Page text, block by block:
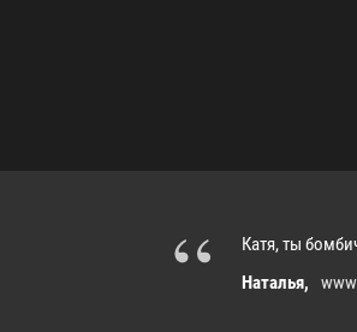
“
Катя, ты
Наталья,